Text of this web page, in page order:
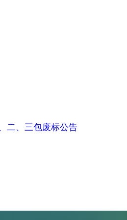
二、三包废标公告